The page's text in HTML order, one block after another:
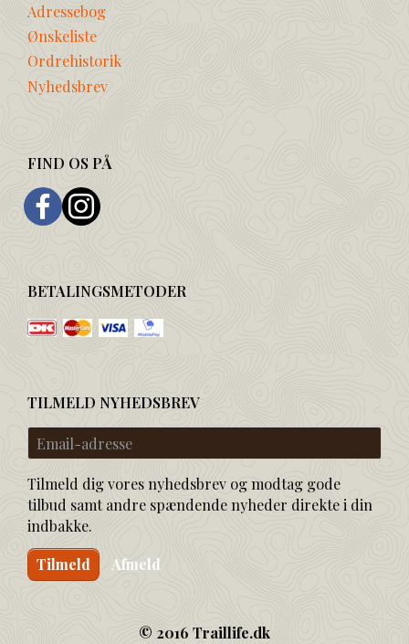
Adressebog
Ønskeliste
Ordrehistorik
Nyhedsbrev
FIND OS PÅ
BETALINGSMETODER
TILMELD NYHEDSBREV
Email-
adresse
Tilmeld dig vores nyhedsbrev og modtag gode
tilbud samt andre spændende nyheder direkte i din
indbakke.
Tilmeld Afmeld
© 2016 Traillife.dk